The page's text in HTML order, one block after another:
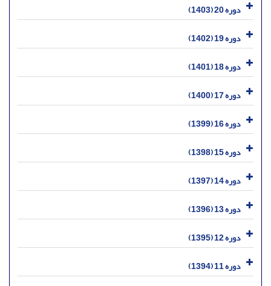
دوره 20 (1403)
دوره 19 (1402)
دوره 18 (1401)
دوره 17 (1400)
دوره 16 (1399)
دوره 15 (1398)
دوره 14 (1397)
دوره 13 (1396)
دوره 12 (1395)
دوره 11 (1394)